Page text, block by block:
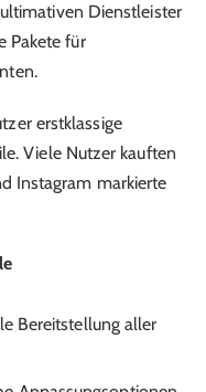
Dienstleister
Pakete für
erstklassige
Viele Nutzer kauften
Instagram markierte
Bereitstellung aller